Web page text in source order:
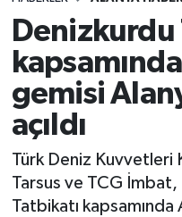
Denizkurdu
gemisi
açıldı
Türk Deniz Kuvvetleri
Tarsus ve TCG
Tatbikatı kapsamında
Resmi İlanlar
Alanyaspor
E-Gazete
Süper Lig Puan
Tüm Manşetler
Haber Arşivi